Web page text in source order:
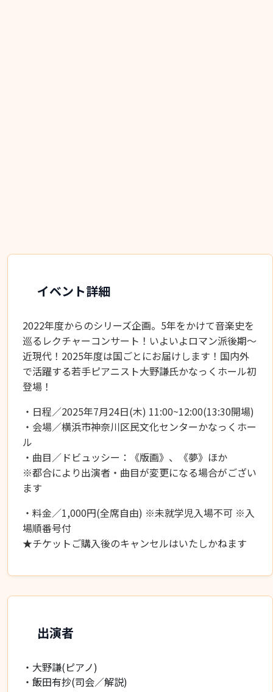
イベント詳細
2022年度からのシリーズ企画。5年をかけて音楽史を
巡るレクチャーコンサート！いよいよロマン派後期～
近現代！2025年度は国ごとにお届けします！国内外
で活躍する若手ピアニスト大野謙氏かなっくホール初
登場！
・日程／2025年7月24日(木) 11:00~12:00(13:30開場)
・会場／横浜市神奈川区民文化センターかなっくホー
ル
・曲目／ドビュッシー：《版画》、《夢》ほか
※都合により出演者・曲目が変更になる場合がござい
ます
・料金／1,000円(全席自由) ※未就学児入場不可 ※入
場順番号付
★チケットご購入後のキャンセルはいたしかねます
出演者
・大野謙(ピアノ)
・飯田有抄(司会／解説)